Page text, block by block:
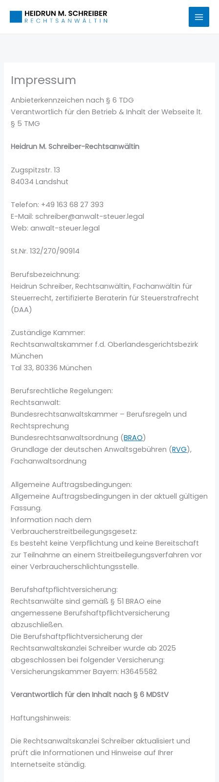
Impressum
Anbieterkennzeichen nach § 6 TDG
Verantwortlich für den Betrieb & Inhalt der Webseite lt.
§ 5 TMG
Heidrun M. Schreiber-Rechtsanwältin
Zugspitzstr. 13
84034 Landshut
Telefon: +49 163 68 27 393
E-Mail: schreiber@anwalt-steuer.legal
Web: anwalt-steuer.legal
St.Nr. 132/270/90914
Berufsbezeichnung:
Heidrun Schreiber, Rechtsanwältin, Fachanwältin für
Steuerrecht, zertifizierte Beraterin für Steuerstrafrecht
(DAA)
Zuständige Kammer:
Rechtsanwaltskammer f.d. Oberlandesgerichtsbezirk
München
Tal 33, 80336 München
Berufsrechtliche Regelungen:
Rechtsanwalt:
Bundesrechtsanwaltskammer – Berufsregeln und
Rechtsprechung
Bundesrechtsanwaltsordnung (BRAO)
Grundlage der deutschen Anwaltsgebühren (RVG),
Fachanwaltsordnung
Allgemeine Auftragsbedingungen:
Allgemeine Auftragsbedingungen in der aktuell gültigen
Fassung.
Information nach dem
Verbraucherstreitbeilegungsgesetz:
Es besteht keine Verpflichtung und keine Bereitschaft
zur Teilnahme an einem Streitbeilegungsverfahren vor
einer Verbraucherschlichtungsstelle.
Berufshaftpflichtversicherung:
Rechtsanwälte sind gemäß § 51 BRAO eine
angemessene Berufshaftpflichtversicherung
abzuschließen.
Die Berufshaftpflichtversicherung der
Rechtsanwaltskanzlei Schreiber wurde ab 2025
abgeschlossen bei folgender Versicherung:
Versicherungskammer Bayern: H3645582
Verantwortlich für den Inhalt nach § 6 MDStV
Haftungshinweis:
Die Rechtsanwaltskanzlei Schreiber aktualisiert und
prüft die Informationen und Hinweise auf Ihrer
Internetseite ständig.